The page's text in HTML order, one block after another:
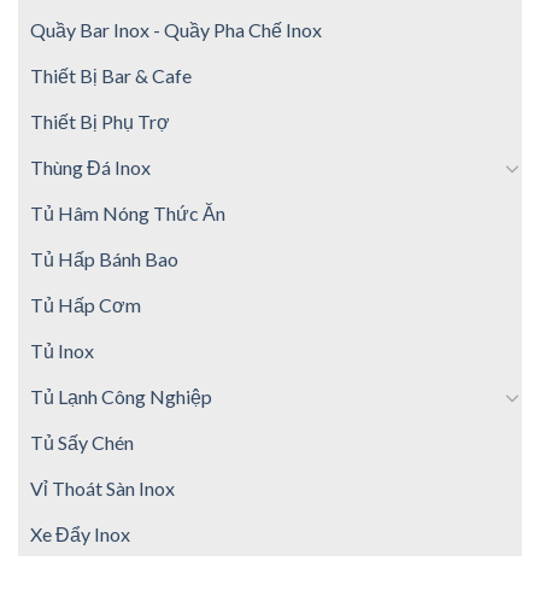
Quầy Bar Inox - Quầy Pha Chế Inox
Thiết Bị Bar & Cafe
Thiết Bị Phụ Trợ
Thùng Đá Inox
Tủ Hâm Nóng Thức Ăn
Tủ Hấp Bánh Bao
Tủ Hấp Cơm
Tủ Inox
Tủ Lạnh Công Nghiệp
Tủ Sấy Chén
Vỉ Thoát Sàn Inox
Xe Đẩy Inox